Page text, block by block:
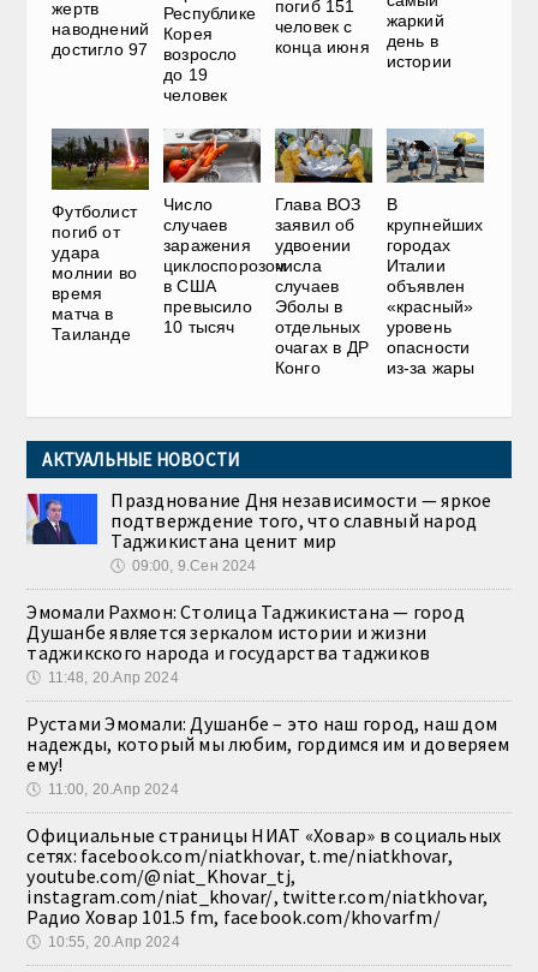
жертв
наводнений
достигло 97
Республике
Корея
возросло
до 19
человек
погиб 151
человек с
конца июня
жаркий
день в
истории
Футболист
погиб от
удара
молнии во
время
матча в
Таиланде
Число
случаев
заражения
циклоспорозом
в США
превысило
10 тысяч
Глава ВОЗ
заявил об
удвоении
числа
случаев
Эболы в
отдельных
очагах в ДР
Конго
В
крупнейших
городах
Италии
объявлен
«красный»
уровень
опасности
из-за жары
АКТУАЛЬНЫЕ НОВОСТИ
Празднование Дня независимости — яркое
подтверждение того, что славный народ
Таджикистана ценит мир
🕔 09:00, 9.Сен 2024
Эмомали Рахмон: Столица Таджикистана — город
Душанбе является зеркалом истории и жизни
таджикского народа и государства таджиков
🕔 11:48, 20.Апр 2024
Рустами Эмомали: Душанбе – это наш город, наш дом
надежды, который мы любим, гордимся им и доверяем
ему!
🕔 11:00, 20.Апр 2024
Официальные страницы НИАТ «Ховар» в социальных
сетях: facebook.com/niatkhovar, t.me/niatkhovar,
youtube.com/@niat_Khovar_tj,
instagram.com/niat_khovar/, twitter.com/niatkhovar,
Радио Ховар 101.5 fm, facebook.com/khovarfm/
🕔 10:55, 20.Апр 2024